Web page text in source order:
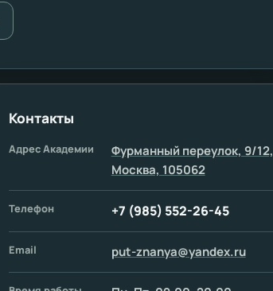
Контакты
Адрес Академии
Фурманный переулок, 9/12,
Москва, 105062
Телефон +7 (985) 552-26-45
Email put-znanya@yandex.ru